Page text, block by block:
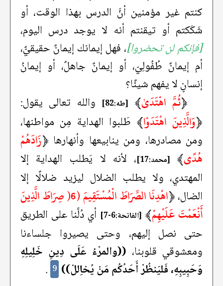
كنتم غير مؤمنين أنَّ الدرس بهذا الوقت، أو
شَكَكتم أو تيقنتم أنه لا يوجد درس اليوم،
[فإنكم لن تحضروا]، فهل إيمانك إيمانٌ حقيقيٌّ،
أم إيمانٌ طُفُولِيّ، أو إيمانٌ جاهلٌ، أو إيمانُ
إنسانٍ لا يفهم شيئًا؟
﴿ثُمَّ اهْتَدَىٰ﴾ [طه:82] والله تعالى يقول:
﴿وَالَّذِينَ اهْتَدَوْا﴾ طَلبوا الهداية مِن مواطنها،
ومن مصادرها، ومن ينابيعها وأنهارها ﴿زَادَهُمْ
هُدًى﴾ [محمد:17]
، لأنه لا يَطلب الهداية إلا
المهتدي، ولا يطلب الضلال ليزيد ضلالًا إلا
الضال،﴿
اهْدِنَا الصِّرَاطَ الْمُسْتَقِيمَ (6( صِرَاطَ الَّذِينَ
أَنْعَمْتَ عَلَيْهِمْ﴾ [الفاتحة:6-7]
أي دُلَّنا على الطريق
حتى نصل إليهم، وحتى يصيروا جلساءنا
ومعشوقي قلوبنا، ((والمرْءُ عَلَى دِينِ خَلِيلِهِ
وَحَبِيبِهِ، فَليَنظُرْ أَحَدُكُم مَنْ يُخاِللْ)) 9
.